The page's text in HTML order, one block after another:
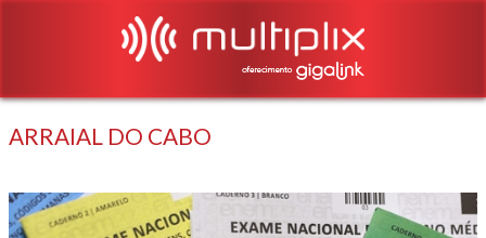
ARRAIAL DO CABO